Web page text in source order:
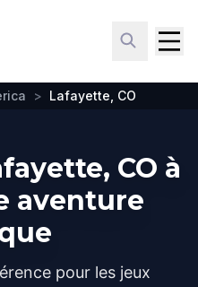
> Lafayette, CO
CO à
aventure
pour les jeux